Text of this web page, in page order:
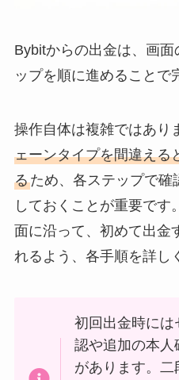
Bybitからの出金は、画
ップを順に進めることで
操作自体は複雑ではあり
ェーンタイプを間違える
るため、各ステップで確
しておくことが重要です
面に沿って、初めて出金
れるよう、各手順を詳し
初回出金時には
認や追加の本人
があります。